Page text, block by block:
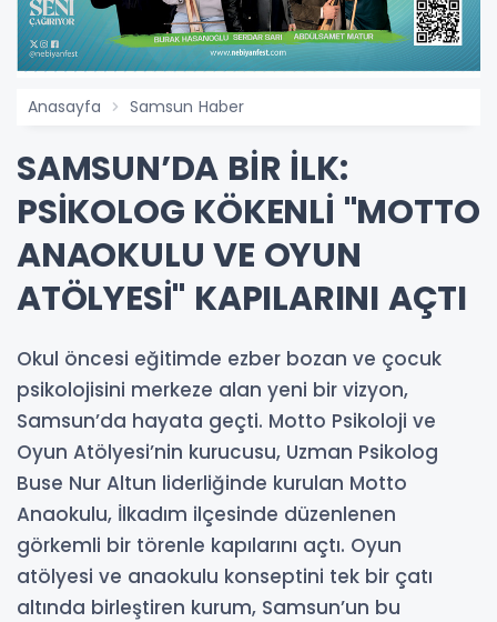
Anasayfa Samsun Haber
SAMSUN’DA BİR İLK:
PSİKOLOG KÖKENLİ "MOTTO
ANAOKULU VE OYUN
ATÖLYESİ" KAPILARINI AÇTI
Okul öncesi eğitimde ezber bozan ve çocuk
psikolojisini merkeze alan yeni bir vizyon,
Samsun’da hayata geçti. Motto Psikoloji ve
Oyun Atölyesi’nin kurucusu, Uzman Psikolog
Buse Nur Altun liderliğinde kurulan Motto
Anaokulu, İlkadım ilçesinde düzenlenen
görkemli bir törenle kapılarını açtı. Oyun
atölyesi ve anaokulu konseptini tek bir çatı
altında birleştiren kurum, Samsun’un bu